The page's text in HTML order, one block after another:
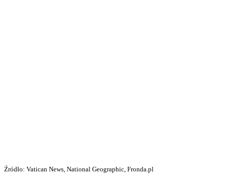
Źródło: Vatican News, National Geographic, Fronda.pl